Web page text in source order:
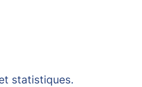
statistiques.